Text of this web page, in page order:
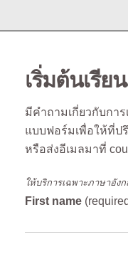
เริ่มต้นเรี
มีคำถามเกี่ยวกับกา
แบบฟอร์มเพื่อให้ที่ป
หรือส่งอีเมลมาที่
ให้บริการเฉพาะภาษาอัง
First name